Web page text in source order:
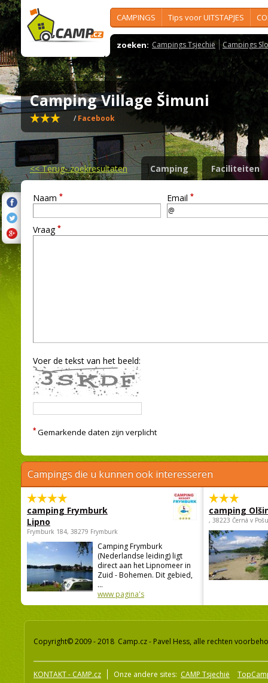
CAMPINGS Tips voor UITSTAPJES
zoeken: Campings Tsjechië Campings
Camping Village Šimuni
/ Facebook
<<Terug- zoekresultaten Camping Faciliteiten
Naam * Email *
Vraag *
Voer de tekst van het beeld:
* Gemarkende daten zijn verplicht
Campings die u kunnen ook interesseren
camping Frymburk
Lipno
Frymburk 184, 38279 Frymburk
Camping Frymburk
(Nederlandse leiding) ligt
direct aan het Lipnomeer in
Zuid - Bohemen. Dit gebied,
...
www pagina's
camping
, 38223 Černá v
Copyright© 2009 - 2018 Camp.cz - Pavel Hess, alle rechten
KONTAKT - CAMP.cz Onze andere sites: CAMP Tsjechië